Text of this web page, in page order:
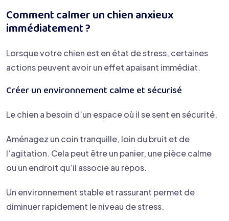
Comment calmer un chien anxieux
immédiatement ?
Lorsque votre chien est en état de stress, certaines
actions peuvent avoir un effet apaisant immédiat.
Créer un environnement calme et sécurisé
Le chien a besoin d’un espace où il se sent en sécurité.
Aménagez un coin tranquille, loin du bruit et de
l’agitation. Cela peut être un panier, une pièce calme
ou un endroit qu’il associe au repos.
Un environnement stable et rassurant permet de
diminuer rapidement le niveau de stress.